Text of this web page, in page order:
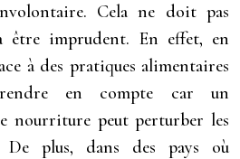
Cela ne doit pas
être imprudent. En effet, en
à des pratiques alimentaires
en compte car un
nourriture peut perturber les
De plus, dans des pays où